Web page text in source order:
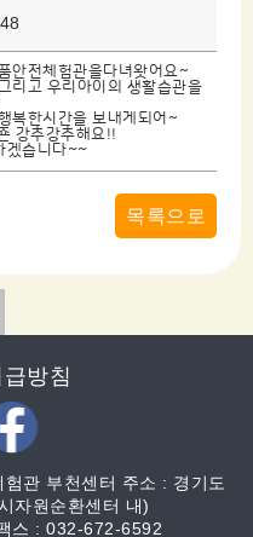
안전체험관을다녀왓어요~
리고 우리아이의 생활습관을
복한시간을 보내게되어~
강추강추해요!!
겠습니다~~
목록으로
방침
관 부천센터 주소 : 경기도
자원순환센터 내)
스 : 032-672-6592